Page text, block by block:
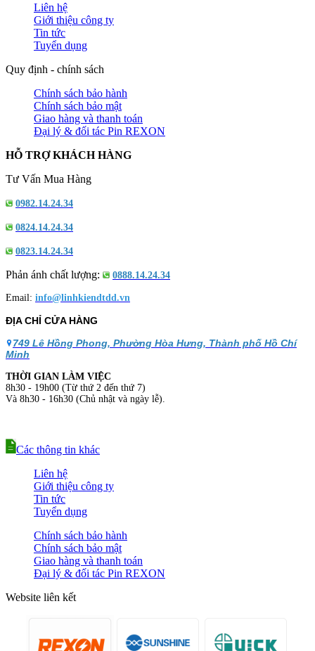
Liên hệ
Giới thiệu công ty
Tin tức
Tuyển dụng
Quy định - chính sách
Chính sách bảo hành
Chính sách bảo mật
Giao hàng và thanh toán
Đại lý & đối tác Pin REXON
HỖ TRỢ KHÁCH HÀNG
Tư Vấn Mua Hàng
0982.14.24.34
0824.14.24.34
0823.14.24.34
Phản ánh chất lượng: 0888.14.24.34
Email: info@linhkiendtdd.vn
ĐỊA CHỈ CỬA HÀNG
749 Lê Hồng Phong, Phường Hòa Hưng, Thành phố Hồ Chí
Minh
THỜI GIAN LÀM VIỆC
8h30 - 19h00 (Từ thứ 2 đến thứ 7)
Và 8h30 - 16h30 (Chủ nhật và ngày lễ).
Các thông tin khác
Liên hệ
Giới thiệu công ty
Tin tức
Tuyển dụng
Chính sách bảo hành
Chính sách bảo mật
Giao hàng và thanh toán
Đại lý & đối tác Pin REXON
Website liên kết